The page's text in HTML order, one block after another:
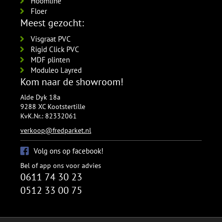
Floer
Meest gezocht:
Visgraat PVC
Rigid Click PVC
MDF plinten
Moduleo Layred
Kom naar de showroom!
Alde Dyk 18a
9288 XC Kootstertille
KvK.Nr.: 82332061
verkoop@fredparket.nl
Volg ons op facebook!
Bel of app ons voor advies
0611 74 30 23
0512 33 00 75